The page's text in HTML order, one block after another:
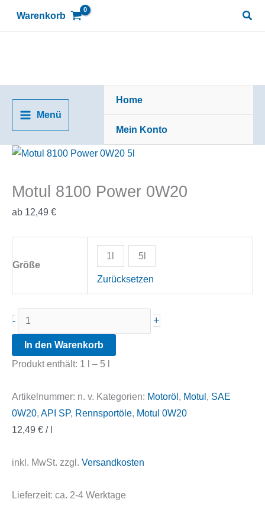
Warenkorb
Menü
Home
Mein Konto
Motul 8100 Power 0W20
ab 12,49 €
Größe
1l 5l
Zurücksetzen
-
Motul
8100
Power
0W20
+
In den Warenkorb
Produkt enthält: 1
– 5
Artikelnummer: n. v. Kategorien: Motoröl , Motul , SAE
0W20, API SP, Rennsportöle, Motul 0W20
12,49 € /
inkl. MwSt. zzgl. Versandkosten
Lieferzeit: ca. 2-4 Werktage